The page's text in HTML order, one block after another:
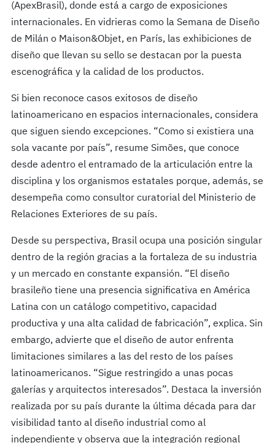
(ApexBrasil), donde está a cargo de exposiciones
internacionales. En vidrieras como la Semana de Diseño
de Milán o Maison&Objet, en París, las exhibiciones de
diseño que llevan su sello se destacan por la puesta
escenográfica y la calidad de los productos.
Si bien reconoce casos exitosos de diseño
latinoamericano en espacios internacionales, considera
que siguen siendo excepciones. “Como si existiera una
sola vacante por país”, resume Simões, que conoce
desde adentro el entramado de la articulación entre la
disciplina y los organismos estatales porque, además, se
desempeña como consultor curatorial del Ministerio de
Relaciones Exteriores de su país.
Desde su perspectiva, Brasil ocupa una posición singular
dentro de la región gracias a la fortaleza de su industria
y un mercado en constante expansión. “El diseño
brasileño tiene una presencia significativa en América
Latina con un catálogo competitivo, capacidad
productiva y una alta calidad de fabricación”, explica. Sin
embargo, advierte que el diseño de autor enfrenta
limitaciones similares a las del resto de los países
latinoamericanos. “Sigue restringido a unas pocas
galerías y arquitectos interesados”. Destaca la inversión
realizada por su país durante la última década para dar
visibilidad tanto al diseño industrial como al
independiente y observa que la integración regional